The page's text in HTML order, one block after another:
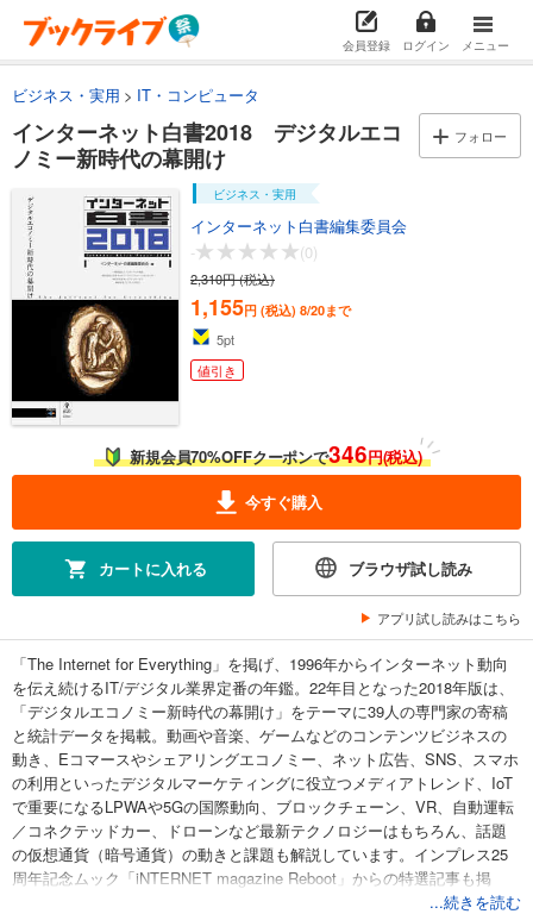
会員登録 ログイン メニュー
ビジネス・実用 IT・コンピュータ
インターネット白書2018 デジタルエコ
ノミー新時代の幕開け
フォロー
ビジネス・実用
インターネット白書編集委員会
-
(0)
2,310円 (税込)
1,155円 (税込) 8/20まで
5pt
値引き
新規会員70%OFFクーポンで346円(税込)
今すぐ購入
カートに入れる ブラウザ試し読み
アプリ試し読みはこちら
「The Internet for Everything」を掲げ、1996年からインターネット動向
を伝え続けるIT/デジタル業界定番の年鑑。22年目となった2018年版は、
「デジタルエコノミー新時代の幕開け」をテーマに39人の専門家の寄稿
と統計データを掲載。動画や音楽、ゲームなどのコンテンツビジネスの
動き、Eコマースやシェアリングエコノミー、ネット広告、SNS、スマホ
の利用といったデジタルマーケティングに役立つメディアトレンド、IoT
で重要になるLPWAや5Gの国際動向、ブロックチェーン、VR、自動運転
／コネクテッドカー、ドローンなど最新テクノロジーはもちろん、話題
の仮想通貨（暗号通貨）の動きと課題も解説しています。インプレス25
周年記念ムック「iNTERNET magazine Reboot」からの特選記事も掲
...続きを読む